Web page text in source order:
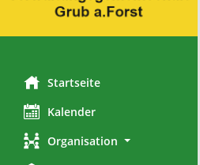
Startseite
Kalender
Organisation